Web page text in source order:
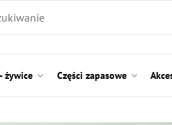
żywice Części zapasowe